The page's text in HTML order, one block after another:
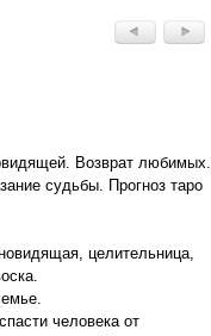
Возврат любимых.
судьбы. Прогноз таро
целительница,
человека от